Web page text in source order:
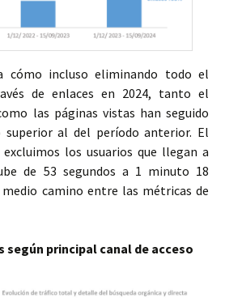
cómo incluso eliminando todo el
de enlaces en 2024, tanto el
las páginas vistas han seguido
al del período anterior. El
los usuarios que llegan a
de 53 segundos a 1 minuto 18
camino entre las métricas de
según principal canal de acceso